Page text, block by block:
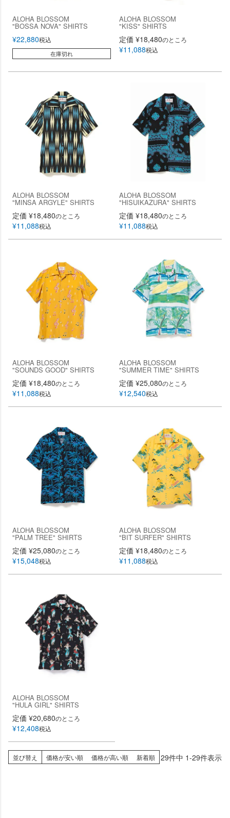
ALOHA BLOSSOM
"BOSSA NOVA" SHIRTS
¥22,880税込
在庫切れ
ALOHA BLOSSOM
"KISS" SHIRTS
定価 ¥18,480のところ
¥11,088税込
ALOHA BLOSSOM
"MINSA ARGYLE" SHIRTS
定価 ¥18,480のところ
¥11,088税込
ALOHA BLOSSOM
"HISUIKAZURA" SHIRTS
定価 ¥18,480のところ
¥11,088税込
ALOHA BLOSSOM
"SOUNDS GOOD" SHIRTS
定価 ¥18,480のところ
¥11,088税込
ALOHA BLOSSOM
"SUMMER TIME" SHIRTS
定価 ¥25,080のところ
¥12,540税込
ALOHA BLOSSOM
"PALM TREE" SHIRTS
定価 ¥25,080のところ
¥15,048税込
ALOHA BLOSSOM
"BIT SURFER" SHIRTS
定価 ¥18,480のところ
¥11,088税込
ALOHA BLOSSOM
"HULA GIRL" SHIRTS
定価 ¥20,680のところ
¥12,408税込
並び替え 価格が安い順 価格が高い順 新着順 29件中 1-29件表示